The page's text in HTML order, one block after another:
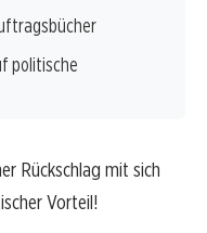
politische
Rückschlag mit sich
Vorteil!